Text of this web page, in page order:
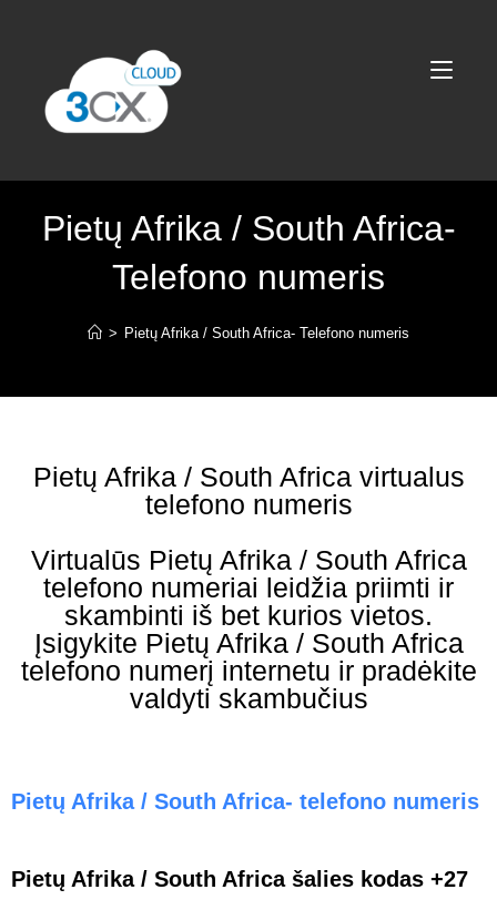
Pietų Afrika / South Africa-
Telefono numeris
> Pietų Afrika / South Africa- Telefono numeris
Pietų Afrika / South Africa virtualus
telefono numeris
Virtualūs Pietų Afrika / South Africa
telefono numeriai leidžia priimti ir
skambinti iš bet kurios vietos.
Įsigykite Pietų Afrika / South Africa
telefono numerį internetu ir pradėkite
valdyti skambučius
Pietų Afrika / South Africa- telefono numeris
Pietų Afrika / South Africa šalies kodas +27